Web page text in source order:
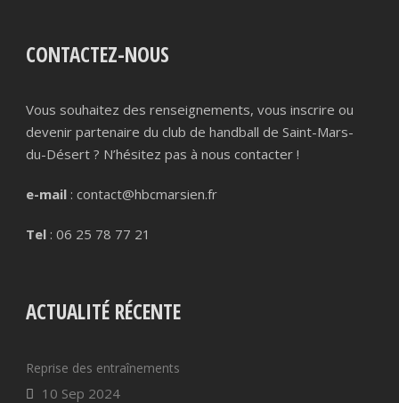
CONTACTEZ-NOUS
Vous souhaitez des renseignements, vous inscrire ou
devenir partenaire du club de handball de Saint-Mars-
du-Désert ? N’hésitez pas à nous contacter !
e-mail : contact@hbcmarsien.fr
Tel : 06 25 78 77 21
ACTUALITÉ RÉCENTE
Reprise des entraînements
10 Sep 2024